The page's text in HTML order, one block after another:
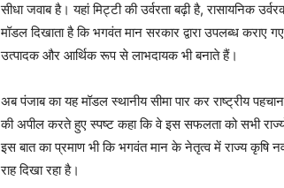
सीधा जवाब है। यहां मिट्टी की उर्वरता बढ़ी है,
मॉडल दिखाता है कि भगवंत मान सरकार द्वारा उपलब्ध
उत्पादक और आर्थिक रूप से लाभदायक भी बनाते हैं।
अब पंजाब का यह मॉडल स्थानीय सीमा पार कर राष्ट्रीय
की अपील करते हुए स्पष्ट कहा कि वे इस सफलता को सभी
इस बात का प्रमाण भी कि भगवंत मान के नेतृत्व में राज्य कृषि
राह दिखा रहा है।